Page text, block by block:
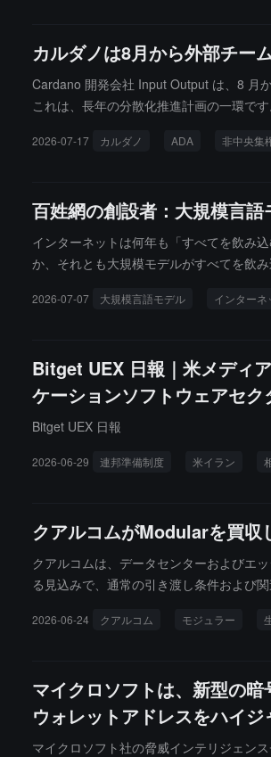
カルダノは8月から外部チー
Cardano 開発会社 Input Output は、8 月
これは、長年の分散化推進計画の一環で
この再編成とエコシステムに関連する挫
2026-07-17 カルダノ ADA 非中央集
百姓網の創設者：大規模言
インターネットは何年も「すべてを飲み
か、それとも大規模モデルがすべてを飲
2026-07-07 大規模言語モデル インターネ
Bitget UEX 日報｜米メディ
ケーションソフトウェアセ
Bitget UEX 日報
2026-06-29 連邦準備制度 米イラン
クアルコムがModularを買収
クアルコムは、データセンターおよびエ
る見込みで、通常の引き渡し条件および
モデルを再記述する必要がありません。
ょう。
2026-06-24 クアルコム モジュラー
マイクロソフトは、新型の
ウォレットアドレスをハイジ
マイクロソフト社の脅威インテリジェン